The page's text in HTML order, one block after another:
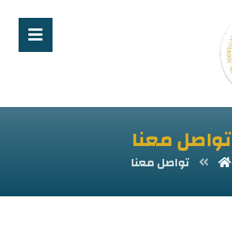
تواصل معنا
تواصل معنا